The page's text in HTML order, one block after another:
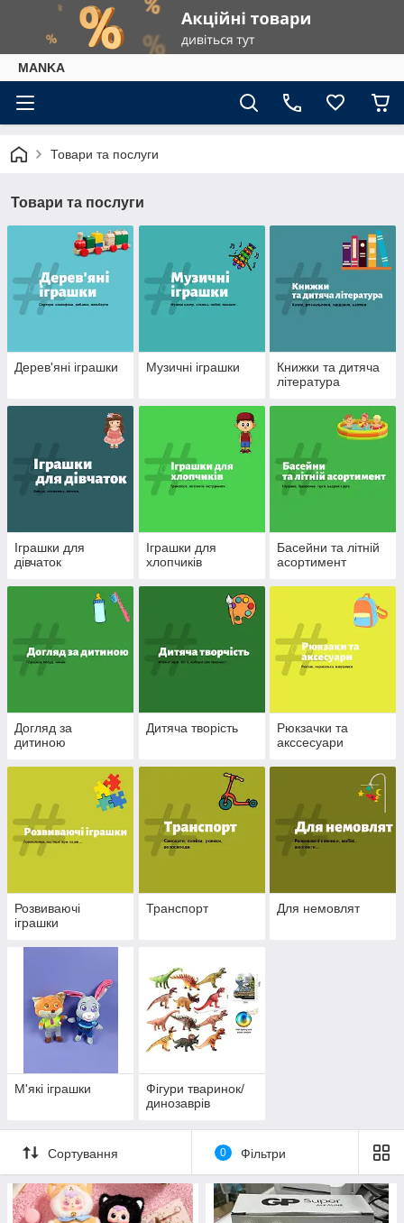
МАNKА
Товари та послуги
Товари та послуги
Дерев'яні іграшки Музичні іграшки
Книжки та дитяча
література
Іграшки для
дівчаток
Іграшки для
хлопчиків
Басейни та літній
асортимент
Догляд за
дитиною
Дитяча творість
Рюкзачки та
акссесуари
Розвиваючі
іграшки
Транспорт Для немовлят
М'які іграшки
Фігури тваринок/
динозаврів
Сортування 0 Фільтри